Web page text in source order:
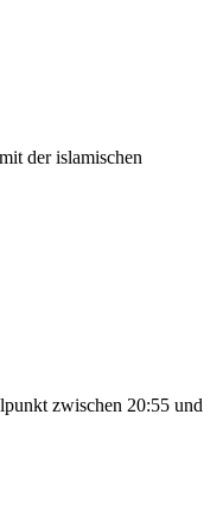
der islamischen
zwischen 20:55 und